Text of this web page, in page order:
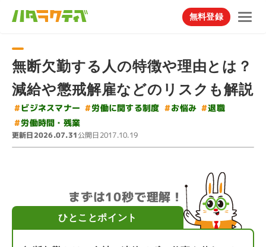
無料登録
無断欠勤する人の特徴や理由とは？
減給や懲戒解雇などのリスクも解説
#ビジネスマナー #労働に関する制度 #お悩み #退職
#労働時間・残業
更新日2026.07.31公開日2017.10.19
まずは10秒で理解！
ひとことポイント